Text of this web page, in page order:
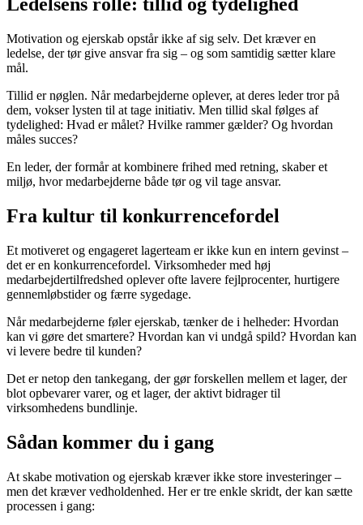
Ledelsens rolle: tillid og tydelighed
Motivation og ejerskab opstår ikke af sig selv. Det kræver en
ledelse, der tør give ansvar fra sig – og som samtidig sætter klare
mål.
Tillid er nøglen. Når medarbejderne oplever, at deres leder tror på
dem, vokser lysten til at tage initiativ. Men tillid skal følges af
tydelighed: Hvad er målet? Hvilke rammer gælder? Og hvordan
måles succes?
En leder, der formår at kombinere frihed med retning, skaber et
miljø, hvor medarbejderne både tør og vil tage ansvar.
Fra kultur til konkurrencefordel
Et motiveret og engageret lagerteam er ikke kun en intern gevinst –
det er en konkurrencefordel. Virksomheder med høj
medarbejdertilfredshed oplever ofte lavere fejlprocenter, hurtigere
gennemløbstider og færre sygedage.
Når medarbejderne føler ejerskab, tænker de i helheder: Hvordan
kan vi gøre det smartere? Hvordan kan vi undgå spild? Hvordan kan
vi levere bedre til kunden?
Det er netop den tankegang, der gør forskellen mellem et lager, der
blot opbevarer varer, og et lager, der aktivt bidrager til
virksomhedens bundlinje.
Sådan kommer du i gang
At skabe motivation og ejerskab kræver ikke store investeringer –
men det kræver vedholdenhed. Her er tre enkle skridt, der kan sætte
processen i gang: